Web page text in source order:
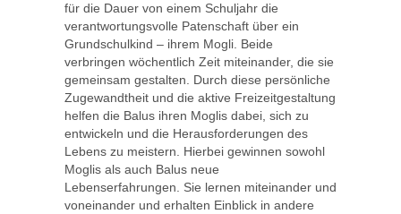
für die Dauer von einem Schuljahr die
verantwortungsvolle Patenschaft über ein
Grundschulkind – ihrem Mogli. Beide
verbringen wöchentlich Zeit miteinander, die sie
gemeinsam gestalten. Durch diese persönliche
Zugewandtheit und die aktive Freizeitgestaltung
helfen die Balus ihren Moglis dabei, sich zu
entwickeln und die Herausforderungen des
Lebens zu meistern. Hierbei gewinnen sowohl
Moglis als auch Balus neue
Lebenserfahrungen. Sie lernen miteinander und
voneinander und erhalten Einblick in andere